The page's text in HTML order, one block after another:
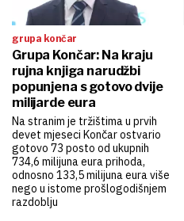
grupa končar
Grupa Končar: Na kraju
rujna knjiga narudžbi
popunjena s gotovo dvije
milijarde eura
Na stranim je tržištima u prvih
devet mjeseci Končar ostvario
gotovo 73 posto od ukupnih
734,6 milijuna eura prihoda,
odnosno 133,5 milijuna eura više
nego u istome prošlogodišnjem
razdoblju